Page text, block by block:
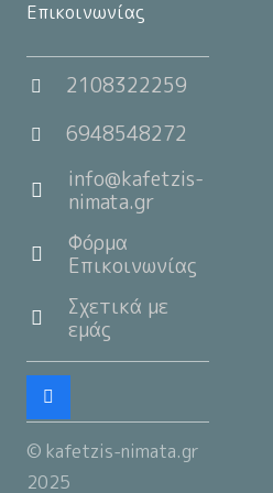
Επικοινωνίας
2108322259
6948548272
info@kafetzis-
nimata.gr
Φόρμα
Επικοινωνίας
Σχετικά με
εμάς
© kafetzis-nimata.gr
2025